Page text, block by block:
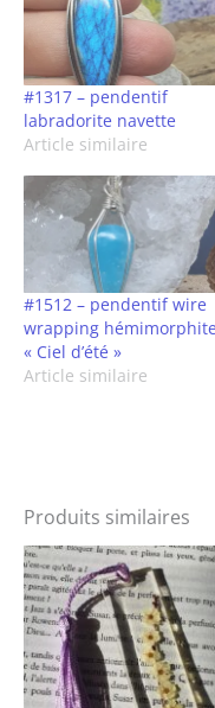
#1317 – pendentif
labradorite navette
Article similaire
#1512 – pendentif wire
wrapping hémimorphite
« Ciel d’été »
Article similaire
Produits similaires